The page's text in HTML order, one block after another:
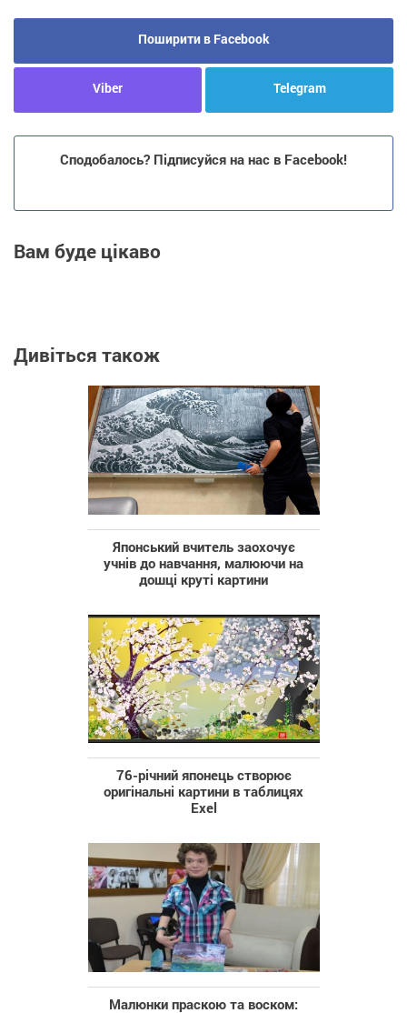
Поширити в Facebook
Viber Telegram
Сподобалось? Підписуйся на нас в Facebook!
Вам буде цікаво
Дивіться також
Японський вчитель заохочує
учнів до навчання, малюючи на
дошці круті картини
76-річний японець створює
оригінальні картини в таблицях
Exel
Малюнки праскою та воском: